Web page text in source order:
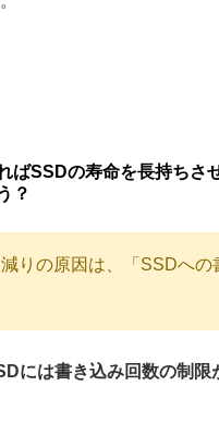
ばSSDの寿命を長持ちさ
？
りの原因は、「SSDへの
には書き込み回数の制限